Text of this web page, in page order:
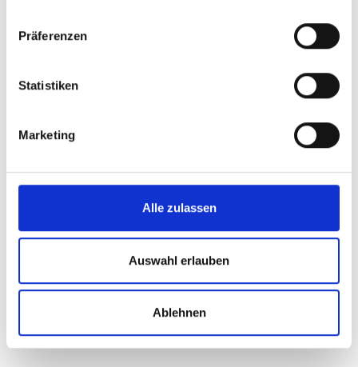
Präferenzen
Statistiken
Marketing
Alle zulassen
Auswahl erlauben
Ablehnen